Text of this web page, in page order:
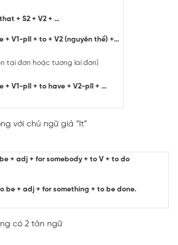
+ S2 + V2 + …
+ V1-pII + to + V2 (nguyên thể) +…
tại đơn hoặc tương lai đơn)
+ V1-pII + to have + V2-pII + …
với chủ ngữ giả “It”
+ adj + for somebody + to V + to do
+ adj + for something + to be done.
có 2 tân ngữ